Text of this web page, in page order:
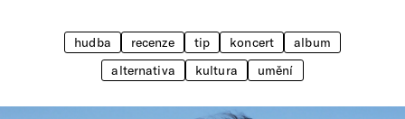
Vše o ČT hudba recenze tip koncert
album
alternativa
kultura umění